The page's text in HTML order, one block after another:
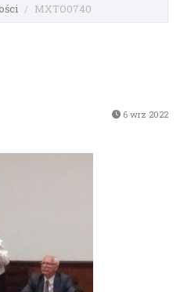
MXTO0740
6 wrz 2022